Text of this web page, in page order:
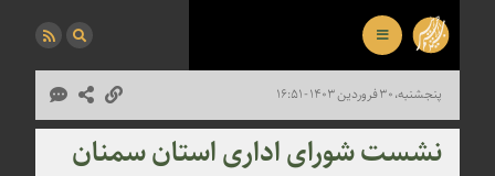
پنجشنبه، ۳۰ فروردین ۱۴۰۳ - ۱۶:۵۱
نشست شورای اداری استان سمنان